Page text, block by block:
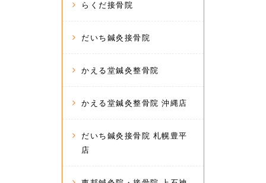
らくだ接骨院
だいち鍼灸接骨院
かえる堂鍼灸整骨院
かえる堂鍼灸整骨院 沖縄店
だいち鍼灸接骨院 札幌豊平
店